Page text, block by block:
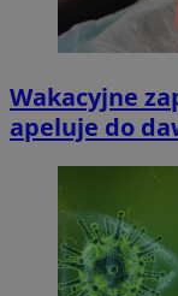
Wakacyjne
apeluje do